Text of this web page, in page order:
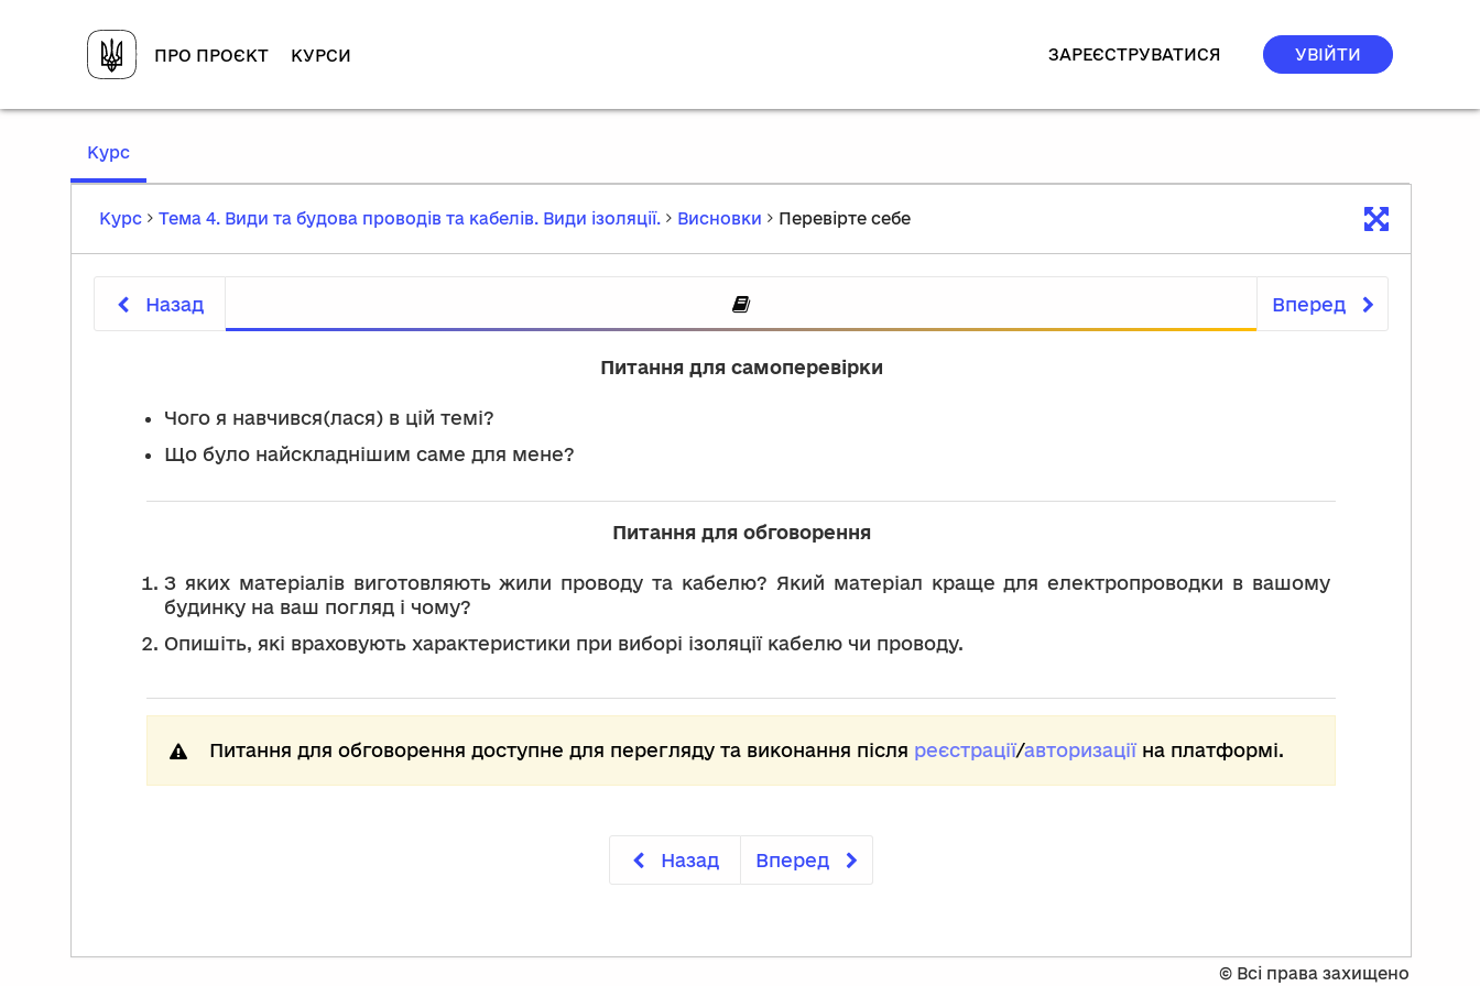
ПРО ПРОЄКТ КУРСИ ЗАРЕЄСТРУВАТИСЯ УВІЙТИ
Курс,
Курс
Тема 4. Види та будова проводів та кабелів. Види ізоляції. Висновки Перевірте себе
Назад Вперед
Питання для самоперевірки
Чого я навчився(лася) в цій темі?
Що було найскладнішим саме для мене?
Питання для обговорення
З яких матеріалів виготовляють жили проводу та кабелю? Який матеріал краще для електропроводки в вашому
будинку на ваш погляд і чому?
Опишіть, які враховують характеристики при виборі ізоляції кабелю чи проводу.
Питання для обговорення доступне для перегляду та виконання після реєстрації/авторизаціїна платформі.
Назад Вперед
© Всі права захищено